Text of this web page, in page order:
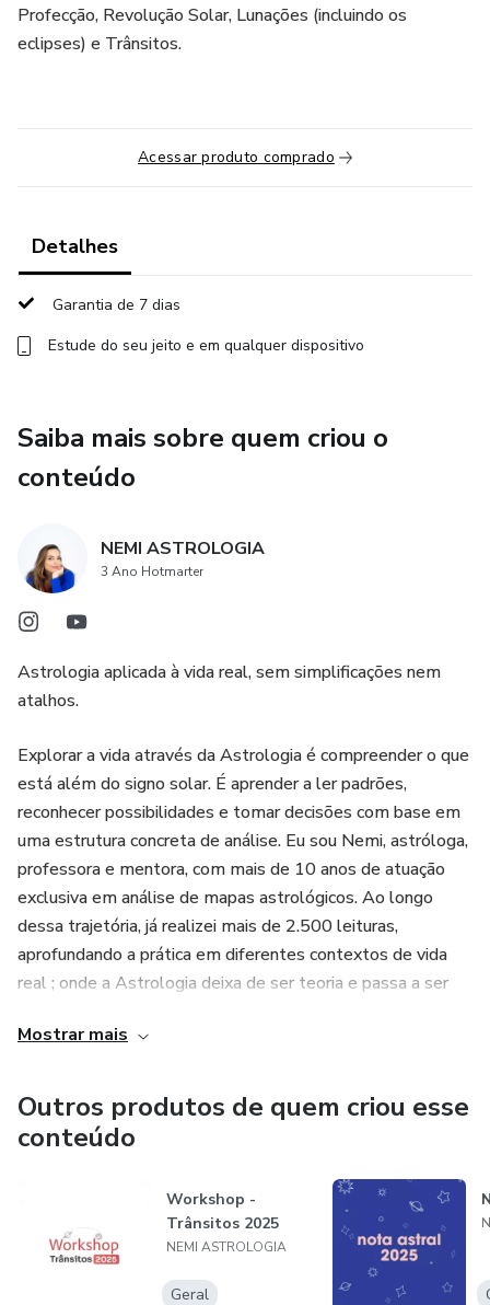
Profecção, Revolução Solar, Lunações (incluindo os
eclipses) e Trânsitos.
Acessar produto comprado
Detalhes
Garantia de 7 dias
Estude do seu jeito e em qualquer dispositivo
Saiba mais sobre quem criou o
conteúdo
NEMI ASTROLOGIA
3 Ano Hotmarter
Astrologia aplicada à vida real, sem simplificações nem
atalhos.
Explorar a vida através da Astrologia é compreender o que
está além do signo solar. É aprender a ler padrões,
reconhecer possibilidades e tomar decisões com base em
uma estrutura concreta de análise. Eu sou Nemi, astróloga,
professora e mentora, com mais de 10 anos de atuação
exclusiva em análise de mapas astrológicos. Ao longo
dessa trajetória, já realizei mais de 2.500 leituras,
aprofundando a prática em diferentes contextos de vida
real ; onde a Astrologia deixa de ser teoria e passa a ser
astrólogos e ao desenvolvimento de alunos que buscam
dominar a leitura de mapas com precisão, clareza e
responsabilidade.
Sou criadora do método Promessa Natal, uma abordagem
estruturada que ensina a interpretar o mapa como um
sistema coerente de probabilidades e direções, indo além
de interpretações superficiais e subjetivas.
Mostrar mais
Outros produtos de quem criou esse
conteúdo
Workshop -
Trânsitos 2025
NEMI ASTROLOGIA
Geral